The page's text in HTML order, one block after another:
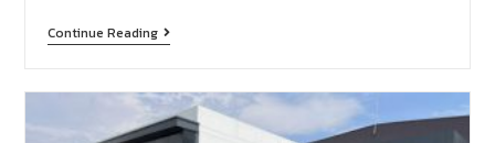
Continue Reading